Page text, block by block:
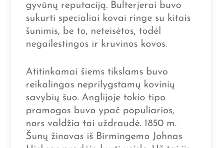
gyvūnų reputaciją. Bulterjerai buvo
sukurti specialiai kovai ringe su kitais
šunimis, be to, neteisėtos, todėl
negailestingos ir kruvinos kovos.
Atitinkamai šiems tikslams buvo
reikalingas neprilygstamų kovinių
savybių šuo. Anglijoje tokio tipo
pramogos buvo ypač populiarios,
nors valdžia tai uždraudė. 1850 m.
Šunų žinovas iš Birmingemo Johnas